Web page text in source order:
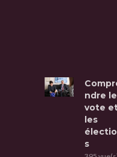
ndre le
vote
les
s